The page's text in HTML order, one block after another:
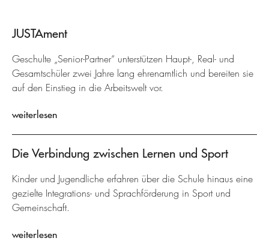
JUSTAment
Geschulte „Senior-Partner“ unterstützen Haupt-, Real- und
Gesamtschüler zwei Jahre lang ehrenamtlich und bereiten sie
auf den Einstieg in die Arbeitswelt vor.
weiterlesen
Die Verbindung zwischen Lernen und Sport
Kinder und Jugendliche erfahren über die Schule hinaus eine
gezielte Integrations- und Sprachförderung in Sport und
Gemeinschaft.
weiterlesen